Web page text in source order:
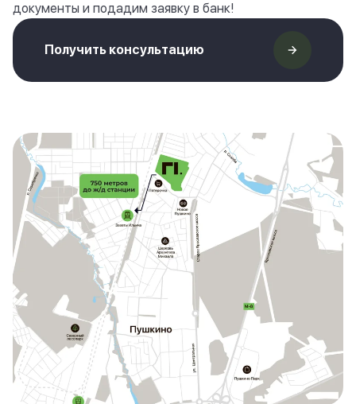
документы и подадим заявку в банк!
Получить консультацию